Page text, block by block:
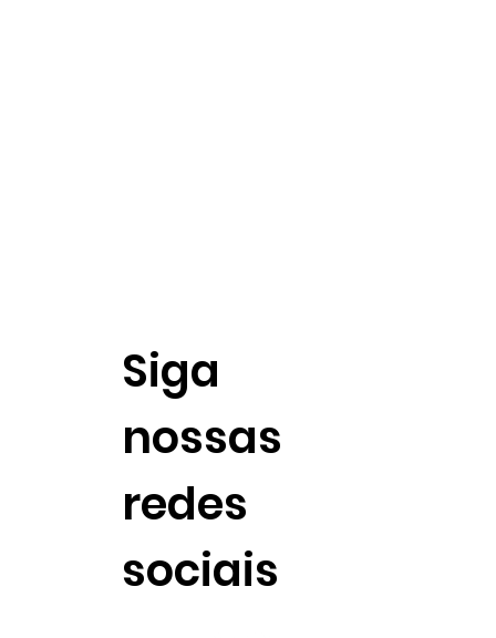
Siga
nossas
redes
sociais